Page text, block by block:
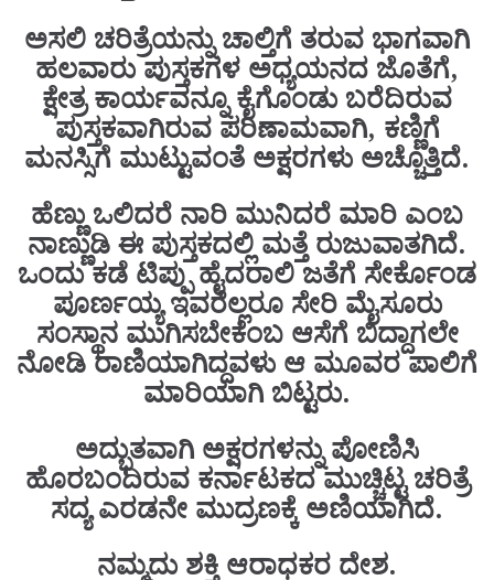
ಅಸಲಿ ಚರಿತ್ರೆಯನ್ನು ಚಾಲ್ತಿಗೆ ತರುವ ಭಾಗವಾಗಿ
ಹಲವಾರು ಪುಸ್ತಕಗಳ ಅಧ್ಯಯನದ ಜೊತೆಗೆ,
ಕ್ಷೇತ್ರ ಕಾರ್ಯವನ್ನೂ ಕೈಗೊಂಡು ಬರೆದಿರುವ
ಪುಸ್ತಕವಾಗಿರುವ ಪರಿಣಾಮವಾಗಿ, ಕಣ್ಣಿಗೆ
ಮನಸ್ಸಿಗೆ ಮುಟ್ಟುವಂತೆ ಅಕ್ಷರಗಳು ಅಚ್ಚೊತ್ತಿದೆ.
ಹೆಣ್ಣು ಒಲಿದರೆ ನಾರಿ ಮುನಿದರೆ ಮಾರಿ ಎಂಬ
ನಾಣ್ಣುಡಿ ಈ ಪುಸ್ತಕದಲ್ಲಿ ಮತ್ತೆ ರುಜುವಾತಗಿದೆ.
ಒಂದು ಕಡೆ ಟಿಪ್ಪು ಹೈದರಾಲಿ ಜತೆಗೆ ಸೇರ್ಕೊಂಡ
ಪೂರ್ಣಯ್ಯ ಇವರೆಲ್ಲರೂ ಸೇರಿ ಮೈಸೂರು
ಸಂಸ್ಥಾನ ಮುಗಿಸಬೇಕೆಂಬ ಆಸೆಗೆ ಬಿದ್ದಾಗಲೇ
ನೋಡಿ ರಾಣಿಯಾಗಿದ್ದವಳು ಆ ಮೂವರ ಪಾಲಿಗೆ
ಮಾರಿಯಾಗಿ ಬಿಟ್ಟರು.
ಅದ್ಭುತವಾಗಿ ಅಕ್ಷರಗಳನ್ನು ಪೋಣಿಸಿ
ಹೊರಬಂದಿರುವ ಕರ್ನಾಟಕದ ಮುಚ್ಚಿಟ್ಟ ಚರಿತ್ರೆ
ಸದ್ಯ ಎರಡನೇ ಮುದ್ರಣಕ್ಕೆ ಅಣಿಯಾಗಿದೆ.
ನಮ್ಮದು ಶಕ್ತಿ ಆರಾಧಕರ ದೇಶ.